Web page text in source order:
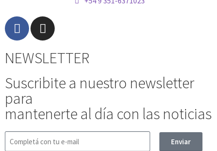
NEWSLETTER
Suscribite a nuestro newsletter
para
mantenerte al día con las noticias
Enviar